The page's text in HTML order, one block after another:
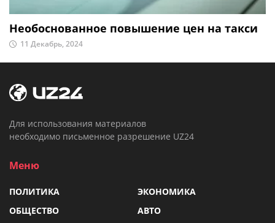
Необоснованное повышение цен на такси
11 Декабрь, 2024
Для использования материалов
необходимо письменное разрешение UZ24
Меню
ПОЛИТИКА
ЭКОНОМИКА
ОБЩЕСТВО
АВТО